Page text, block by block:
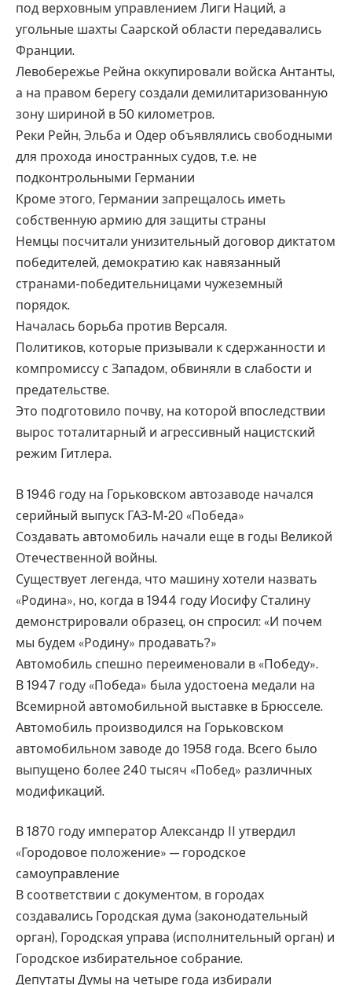
под верховным управлением Лиги Наций, а
угольные шахты Саарской области передавались
Франции.
Левобережье Рейна оккупировали войска Антанты,
а на правом берегу создали демилитаризованную
зону шириной в 50 километров.
Реки Рейн, Эльба и Одер объявлялись свободными
для прохода иностранных судов, т.е. не
подконтрольными Германии
Кроме этого, Германии запрещалось иметь
собственную армию для защиты страны
Немцы посчитали унизительный договор диктатом
победителей, демократию как навязанный
странами-победительницами чужеземный
порядок.
Началась борьба против Версаля.
Политиков, которые призывали к сдержанности и
компромиссу с Западом, обвиняли в слабости и
предательстве.
Это подготовило почву, на которой впоследствии
вырос тоталитарный и агрессивный нацистский
режим Гитлера.
В 1946 году на Горьковском автозаводе начался
серийный выпуск ГАЗ-М-20 «Победа»
Создавать автомобиль начали еще в годы Великой
Отечественной войны.
Существует легенда, что машину хотели назвать
«Родина», но, когда в 1944 году Иосифу Сталину
демонстрировали образец, он спросил: «И почем
мы будем «Родину» продавать?»
Автомобиль спешно переименовали в «Победу».
В 1947 году «Победа» была удостоена медали на
Всемирной автомобильной выставке в Брюсселе.
Автомобиль производился на Горьковском
автомобильном заводе до 1958 года. Всего было
выпущено более 240 тысяч «Побед» различных
модификаций.
В 1870 году император Александр II утвердил
«Городовое положение» — городское
самоуправление
В соответствии с документом, в городах
создавались Городская дума (законодательный
орган), Городская управа (исполнительный орган) и
Городское избирательное собрание.
Депутаты Думы на четыре года избирали